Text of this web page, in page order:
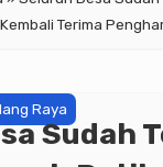
Terima
Raya
Sudah